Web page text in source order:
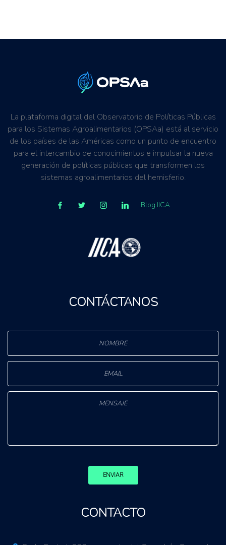
La plataforma digital del Observatorio de Políticas Públicas
para los Sistemas Agroalimentarios (OPSAa) está al servicio
de los países de las Américas como un punto de encuentro
para el intercambio de conocimientos e impulsar la nueva
generación de políticas públicas que transformen los
sistemas agroalimentarios del hemisferio.
Blog IICA
CONTÁCTANOS
ENVIAR
CONTACTO